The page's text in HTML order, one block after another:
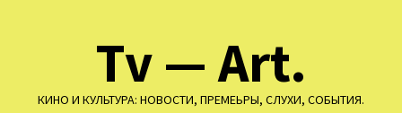
Tv — Art.
КИНО И КУЛЬТУРА: НОВОСТИ, ПРЕМЕЬРЫ, СЛУХИ, СОБЫТИЯ.